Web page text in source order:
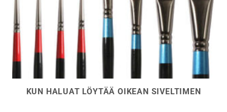
KUN HALUAT LÖYTÄÄ OIKEAN SIVELTIMEN